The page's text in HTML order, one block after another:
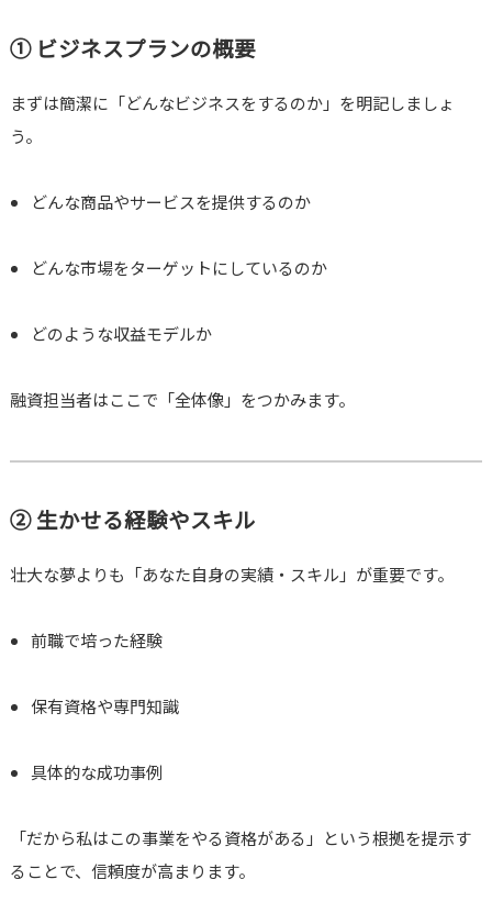
① ビジネスプランの概要
まずは簡潔に「どんなビジネスをするのか」を明記しましょ
う。
どんな商品やサービスを提供するのか
どんな市場をターゲットにしているのか
どのような収益モデルか
融資担当者はここで「全体像」をつかみます。
② 生かせる経験やスキル
壮大な夢よりも「あなた自身の実績・スキル」が重要です。
前職で培った経験
保有資格や専門知識
具体的な成功事例
「だから私はこの事業をやる資格がある」という根拠を提示す
ることで、信頼度が高まります。